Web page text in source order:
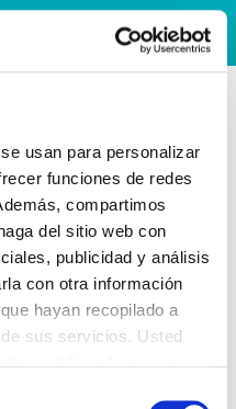
usan para personalizar
funciones de redes
compartimos
del sitio web con
publicidad y análisis
con otra información
hayan recopilado a
sus servicios. Usted